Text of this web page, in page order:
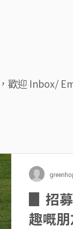
歡迎 Inbox/
▊ 招募
趣嘅